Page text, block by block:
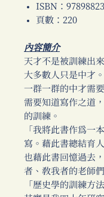
ISBN：
頁數：220
內容簡介
天才不是被訓練出來
大多數人只是中才。
一群一群的中才需
需要知道寫作之道
的訓練。
「我將此書作為一
寫。藉此書總結育人
也藉此書回憶過去
者、教我者的老師們
「歷史學的訓練方法